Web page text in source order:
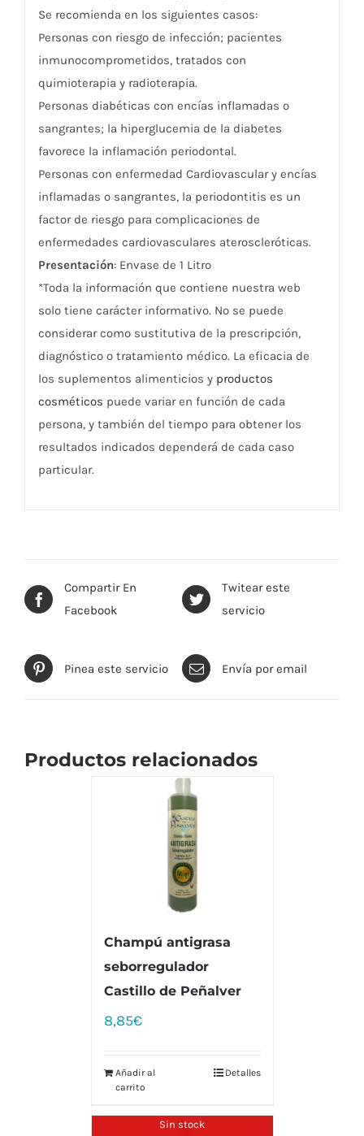
Se recomienda en los siguientes casos:
Personas con riesgo de infección; pacientes
inmunocomprometidos, tratados con
quimioterapia y radioterapia.
Personas diabéticas con encías inflamadas o
sangrantes; la hiperglucemia de la diabetes
favorece la inflamación periodontal.
Personas con enfermedad Cardiovascular y encías
inflamadas o sangrantes, la periodontitis es un
factor de riesgo para complicaciones de
enfermedades cardiovasculares ateroscleróticas.
Presentación: Envase de 1 Litro
*Toda la información que contiene nuestra web
solo tiene carácter informativo. No se puede
considerar como sustitutiva de la prescripción,
diagnóstico o tratamiento médico. La eficacia de
los suplementos alimenticios y productos
cosméticos puede variar en función de cada
persona, y también del tiempo para obtener los
resultados indicados dependerá de cada caso
particular.
Compartir En
Facebook
Twitear este
servicio
Pinea este servicio Envía por email
Productos relacionados
Champú antigrasa
seborregulador
Castillo de Peñalver
8,85€
Añadir al
carrito
Detalles
Sin stock